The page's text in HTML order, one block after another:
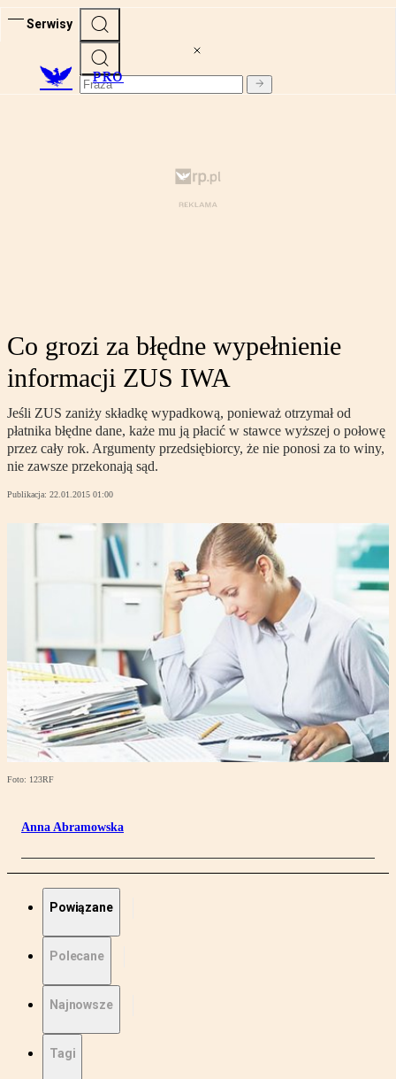
Serwisy
PRO
Co grozi za błędne wypełnienie
informacji ZUS IWA
Jeśli ZUS zaniży składkę wypadkową, ponieważ otrzymał od
płatnika błędne dane, każe mu ją płacić w stawce wyższej o połowę
przez cały rok. Argumenty przedsiębiorcy, że nie ponosi za to winy,
nie zawsze przekonają sąd.
Publikacja: 22.01.2015 01:00
Foto: 123RF
Anna Abramowska
Powiązane
Polecane
Najnowsze
Tagi